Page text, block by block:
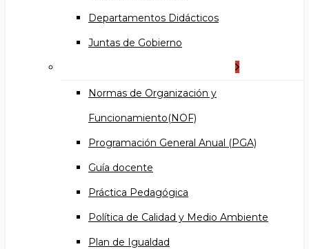
Departamentos Didácticos
Juntas de Gobierno
Normas de Organización y
Funcionamiento(NOF)
Programación General Anual (PGA)
Guía docente
Práctica Pedagógica
Política de Calidad y Medio Ambiente
Plan de Igualdad